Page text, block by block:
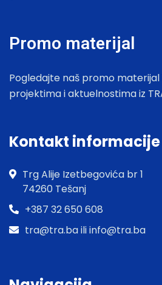
Promo materijal
Pogledajte naš promo
projektima i aktuelnostima iz
Kontakt informacije
Trg Alije Izetbegovića br 1
74260 Tešanj
+387 32 650 608
tra@tra.ba ili info@tra.ba